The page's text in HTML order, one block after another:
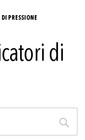
PRESSIONE
di